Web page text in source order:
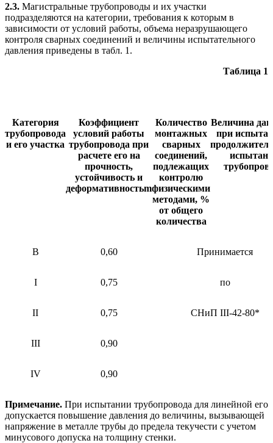
2.3. Магистральные трубопроводы и их участки
подразделяются на категории, требования к которым в
зависимости от условий работы, объема неразрушающего
контроля сварных соединений и величины испытательного
давления приведены в табл. 1.
Таблица 1
Категория
трубопровода
и его участка
Коэффициент
условий работы
трубопровода при
расчете его на
прочность,
устойчивость и
деформативностьm
Количество
монтажных
сварных
соединений,
подлежащих
контролю
физическими
методами, %
от общего
количества
Величина
при
В 0,60 Принимается
I 0,75 по
II 0,75 СНиП III-42-80*
III 0,90
IV 0,90
Примечание. При испытании трубопровода для линейной его
допускается повышение давления до величины, вызывающей
напряжение в металле трубы до предела текучести с учетом
минусового допуска на толщину стенки.